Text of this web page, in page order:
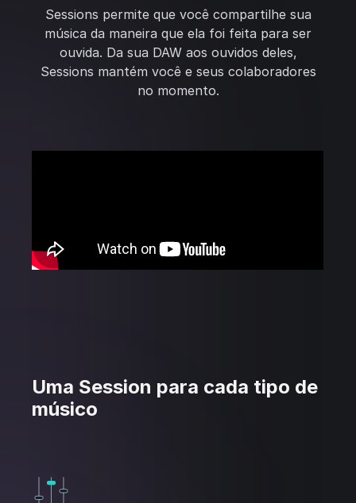
Sessions permite que você compartilhe sua
música da maneira que ela foi feita para ser
ouvida. Da sua DAW aos ouvidos deles,
Sessions mantém você e seus colaboradores
no momento.
Uma Session para cada tipo de
músico